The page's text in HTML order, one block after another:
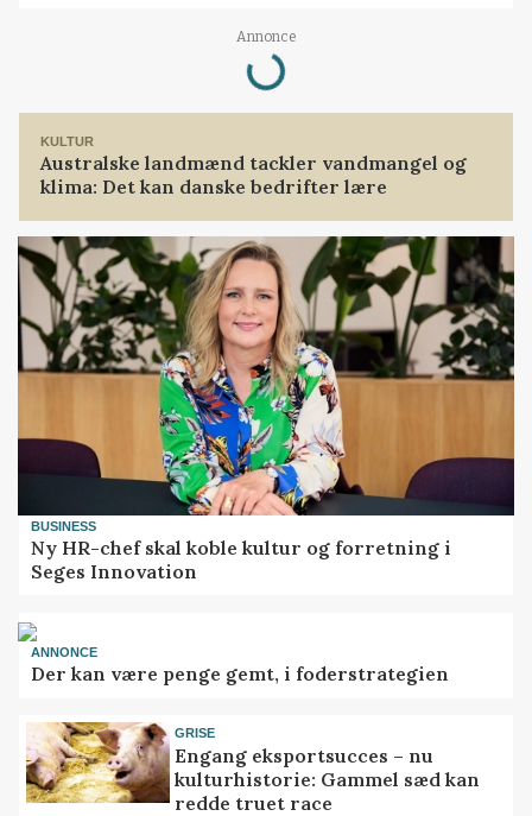
Annonce
Loading...
KULTUR
Australske landmænd tackler vandmangel og
klima: Det kan danske bedrifter lære
BUSINESS
Ny HR-chef skal koble kultur og forretning i
Seges Innovation
ANNONCE
Der kan være penge gemt, i foderstrategien
GRISE
Engang eksportsucces – nu
kulturhistorie: Gammel sæd kan
redde truet race